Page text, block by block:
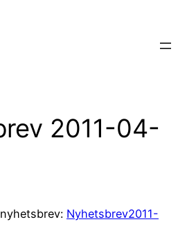
2011-04-
Nyhetsbrev2011-